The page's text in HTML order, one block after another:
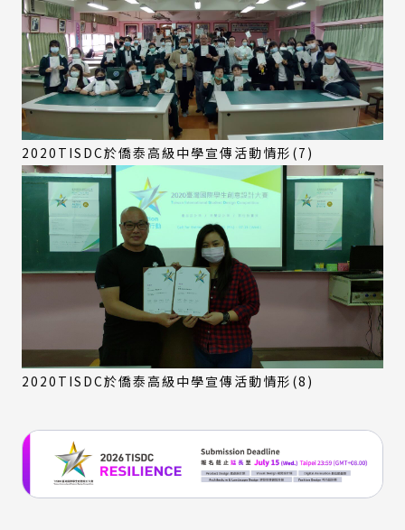
2020TISDC於僑泰高級中學宣傳活動情形(7)
2020TISDC於僑泰高級中學宣傳活動情形(8)